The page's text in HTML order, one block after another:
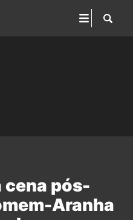
cena pós-
Aranha